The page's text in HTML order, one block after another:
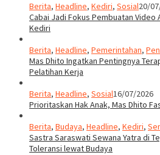
Berita, Headline, Kediri, Sosial20/
Cabai Jadi Fokus Pembuatan Video
Kediri
Berita, Headline, Pemerintahan,
Mas Dhito Ingatkan Pentingnya
Pelatihan Kerja
Berita, Headline, Sosial16/07/2026
Prioritaskan Hak Anak, Mas Dhito
Berita, Budaya, Headline, Kediri,
Sastra Saraswati Sewana Yatra di
Toleransi lewat Budaya